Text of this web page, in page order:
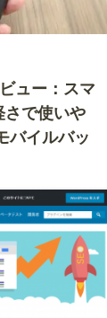
ュー：スマ
さで使いや
バイルバッ